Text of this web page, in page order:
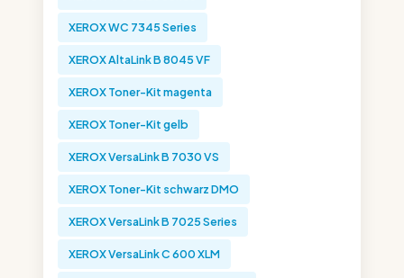
XEROX WC 7345 Series
XEROX AltaLink B 8045 VF
XEROX Toner-Kit magenta
XEROX Toner-Kit gelb
XEROX VersaLink B 7030 VS
XEROX Toner-Kit schwarz DMO
XEROX VersaLink B 7025 Series
XEROX VersaLink C 600 XLM